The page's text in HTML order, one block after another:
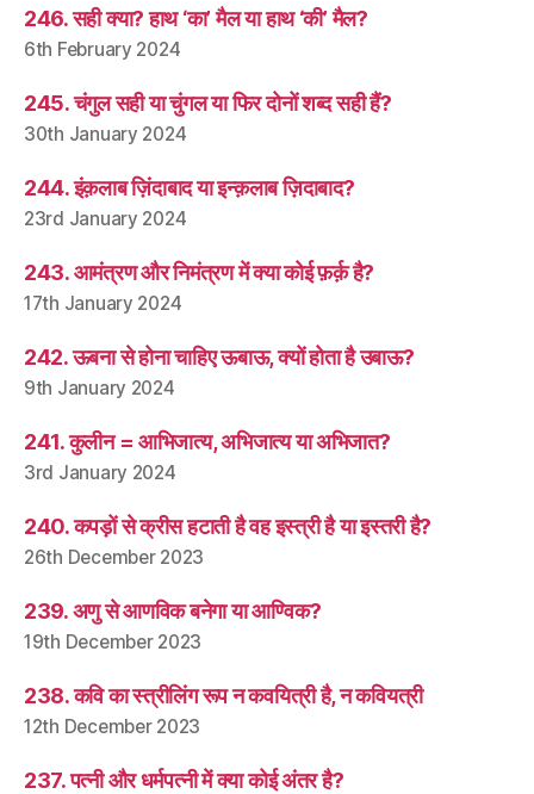
246. सही क्या? हाथ ‘का’ मैल या हाथ ‘की’ मैल?
6th February 2024
245. चंगुल सही या चुंगल या फिर दोनों शब्द सही हैं?
30th January 2024
244. इंक़लाब ज़िंदाबाद या इन्क़लाब ज़िदाबाद?
23rd January 2024
243. आमंत्रण और निमंत्रण में क्या कोई फ़र्क़ है?
17th January 2024
242. ऊबना से होना चाहिए ऊबाऊ, क्यों होता है उबाऊ?
9th January 2024
241. कुलीन = आभिजात्य, अभिजात्य या अभिजात?
3rd January 2024
240. कपड़ों से क्रीस हटाती है वह इस्त्री है या इस्तरी है?
26th December 2023
239. अणु से आणविक बनेगा या आण्विक?
19th December 2023
238. कवि का स्त्रीलिंग रूप न कवयित्री है, न कवियत्री
12th December 2023
237. पत्नी और धर्मपत्नी में क्या कोई अंतर है?